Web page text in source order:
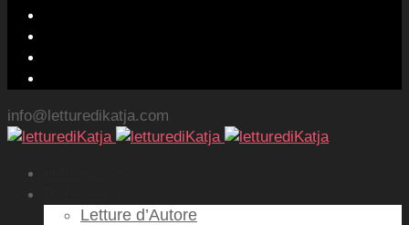
info@letturedikatja.com
Letture d’Autore